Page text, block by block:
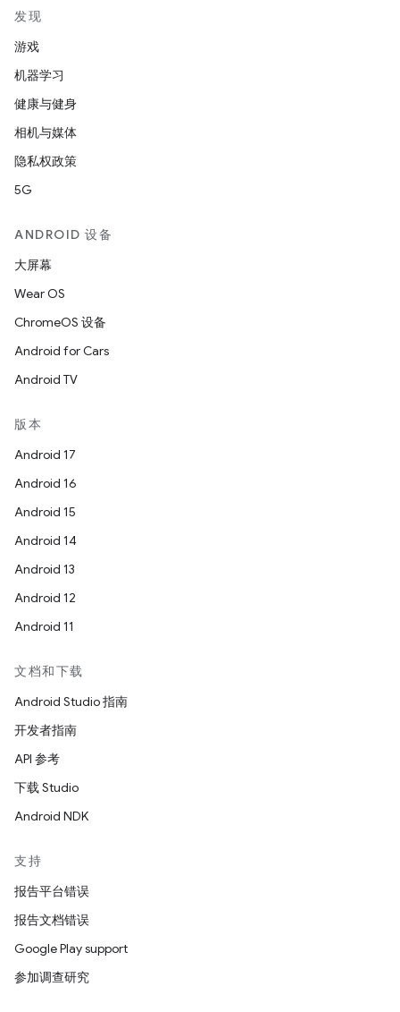
发现
游戏
机器学习
健康与健身
相机与媒体
隐私权政策
5G
ANDROID 设备
大屏幕
Wear OS
ChromeOS 设备
Android for Cars
Android TV
版本
Android 17
Android 16
Android 15
Android 14
Android 13
Android 12
Android 11
文档和下载
Android Studio 指南
开发者指南
API 参考
下载 Studio
Android NDK
支持
报告平台错误
报告文档错误
Google Play support
参加调查研究